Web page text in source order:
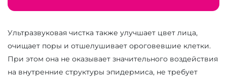
Ультразвуковая чистка также улучшает цвет лица,
очищает поры и отшелушивает ороговевшие клетки.
При этом она не оказывает значительного воздействия
на внутренние структуры эпидермиса, не требует